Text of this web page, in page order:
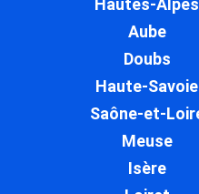
Hautes-Alpes
Aube
Doubs
Haute-Savoie
Saône-et-
Meuse
Isère